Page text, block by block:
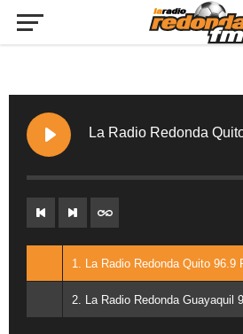
La Radio Redonda
1. La Radio Redonda Quito 96.9
2. La Radio Redonda Guayaquil